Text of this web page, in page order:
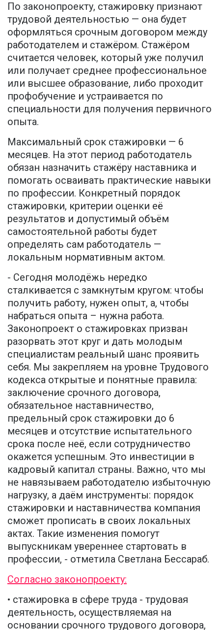
По законопроекту, стажировку признают
трудовой деятельностью — она будет
оформляться срочным договором между
работодателем и стажёром. Стажёром
считается человек, который уже получил
или получает среднее профессиональное
или высшее образование, либо проходит
профобучение и устраивается по
специальности для получения первичного
опыта.
Максимальный срок стажировки — 6
месяцев. На этот период работодатель
обязан назначить стажёру наставника и
помогать осваивать практические навыки
по профессии. Конкретный порядок
стажировки, критерии оценки её
результатов и допустимый объём
самостоятельной работы будет
определять сам работодатель —
локальным нормативным актом.
- Сегодня молодёжь нередко
сталкивается с замкнутым кругом: чтобы
получить работу, нужен опыт, а, чтобы
набраться опыта – нужна работа.
Законопроект о стажировках призван
разорвать этот круг и дать молодым
специалистам реальный шанс проявить
себя. Мы закрепляем на уровне Трудового
кодекса открытые и понятные правила:
заключение срочного договора,
обязательное наставничество,
предельный срок стажировки до 6
месяцев и отсутствие испытательного
срока после неё, если сотрудничество
окажется успешным. Это инвестиции в
кадровый капитал страны. Важно, что мы
не навязываем работодателю избыточную
нагрузку, а даём инструменты: порядок
стажировки и наставничества компания
сможет прописать в своих локальных
актах. Такие изменения помогут
выпускникам увереннее стартовать в
профессии, - отметила Светлана Бессараб.
Согласно законопроекту:
• стажировка в сфере труда - трудовая
деятельность, осуществляемая на
основании срочного трудового договора,